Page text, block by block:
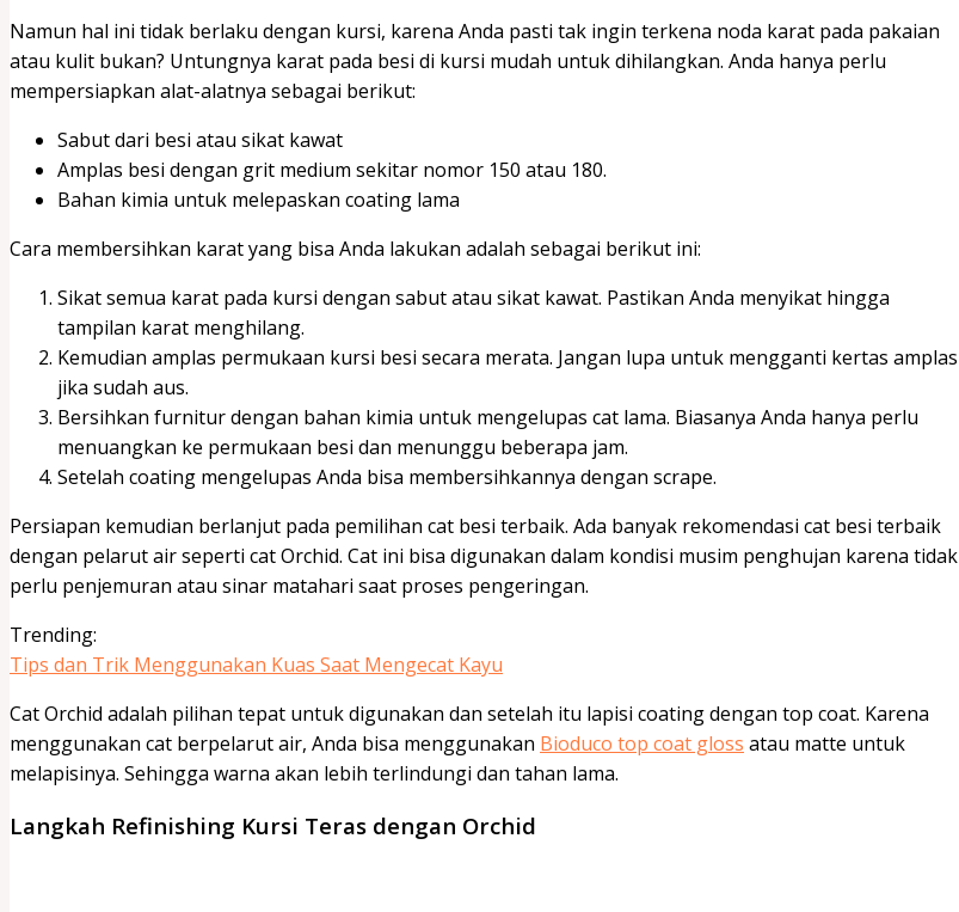
Namun hal ini tidak berlaku dengan kursi, karena Anda pasti tak ingin terkena noda karat pada pakaian
atau kulit bukan? Untungnya karat pada besi di kursi mudah untuk dihilangkan. Anda hanya perlu
mempersiapkan alat-alatnya sebagai berikut:
Sabut dari besi atau sikat kawat
Amplas besi dengan grit medium sekitar nomor 150 atau 180.
Bahan kimia untuk melepaskan coating lama
Cara membersihkan karat yang bisa Anda lakukan adalah sebagai berikut ini:
Sikat semua karat pada kursi dengan sabut atau sikat kawat. Pastikan Anda menyikat hingga
tampilan karat menghilang.
Kemudian amplas permukaan kursi besi secara merata. Jangan lupa untuk mengganti kertas amplas
jika sudah aus.
Bersihkan furnitur dengan bahan kimia untuk mengelupas cat lama. Biasanya Anda hanya perlu
menuangkan ke permukaan besi dan menunggu beberapa jam.
Setelah coating mengelupas Anda bisa membersihkannya dengan scrape.
Persiapan kemudian berlanjut pada pemilihan cat besi terbaik. Ada banyak rekomendasi cat besi terbaik
dengan pelarut air seperti cat Orchid. Cat ini bisa digunakan dalam kondisi musim penghujan karena tidak
perlu penjemuran atau sinar matahari saat proses pengeringan.
Trending:
Tips dan Trik Menggunakan Kuas Saat Mengecat Kayu
Cat Orchid adalah pilihan tepat untuk digunakan dan setelah itu lapisi coating dengan top coat. Karena
menggunakan cat berpelarut air, Anda bisa menggunakan Bioduco top coat gloss atau matte untuk
melapisinya. Sehingga warna akan lebih terlindungi dan tahan lama.
Langkah Refinishing Kursi Teras dengan Orchid